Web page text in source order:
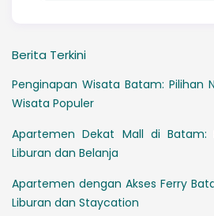
Berita Terkini
Penginapan Wisata Batam: Pilihan
Wisata Populer
Apartemen Dekat Mall di Batam:
Liburan dan Belanja
Apartemen dengan Akses Ferry
Liburan dan Staycation